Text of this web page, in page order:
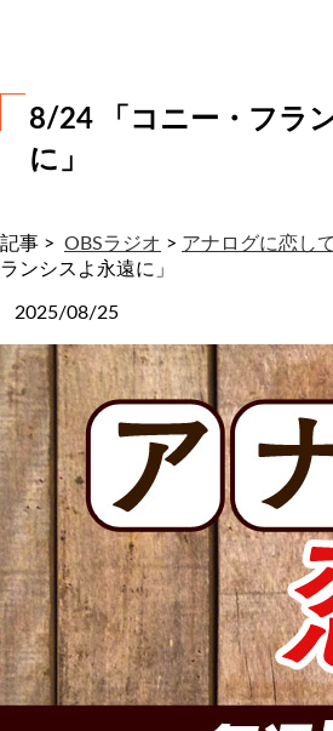
8/24 「コニー・フラ
に」
記事 > OBSラジオ > アナログに恋し
ランシスよ永遠に」
2025/08/25